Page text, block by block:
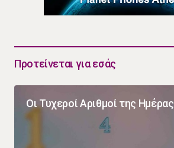
Προτείνεται για εσάς
Οι Τυχεροί Αριθμοί της Ημέρας